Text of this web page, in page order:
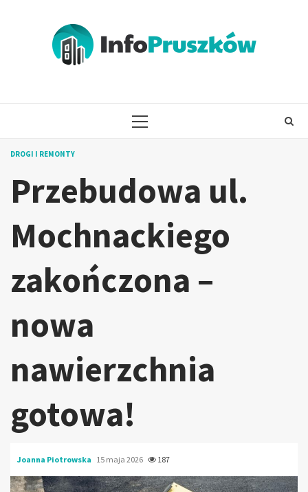
PRIMARY
DROGI I REMONTY
Przebudowa ul.
Mochnackiego
zakończona –
nowa
nawierzchnia
gotowa!
Joanna Piotrowska 15 maja 2026 187